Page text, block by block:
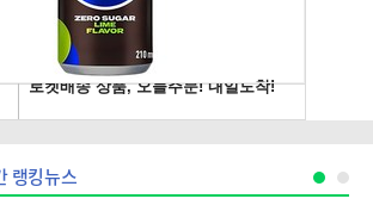
랭킹뉴스